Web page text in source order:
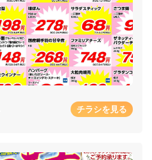
チラシを見る